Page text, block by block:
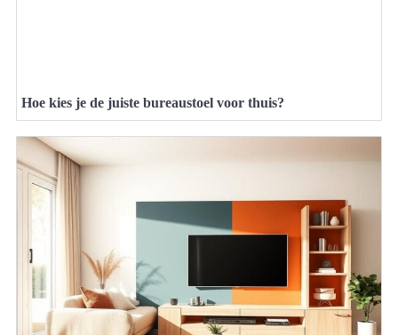
Hoe kies je de juiste bureaustoel voor thuis?